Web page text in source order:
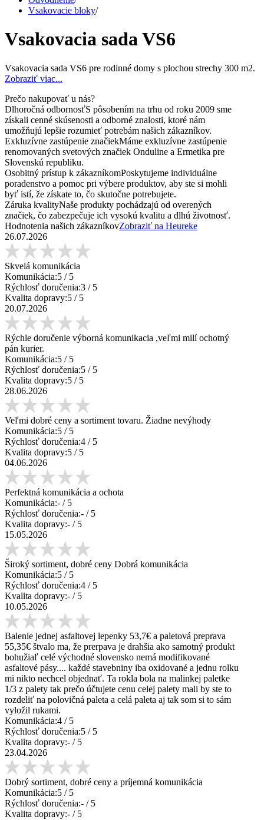
Vsakovacie bloky/
Vsakovacia sada VS6
Vsakovacia sada VS6 pre rodinné domy s plochou strechy 300 m2.
Zobraziť viac...
Prečo nakupovať u nás?
Dlhoročná odbornosťS pôsobením na trhu od roku 2009 sme
získali cenné skúsenosti a odborné znalosti, ktoré nám
umožňujú lepšie rozumieť potrebám našich zákazníkov.
Exkluzívne zastúpenie značiekMáme exkluzívne zastúpenie
renomovaných svetových značiek Onduline a Ermetika pre
Slovenskú republiku.
Osobitný prístup k zákazníkomPoskytujeme individuálne
poradenstvo a pomoc pri výbere produktov, aby ste si mohli
byť istí, že získate to, čo skutočne potrebujete.
Záruka kvalityNaše produkty pochádzajú od overených
značiek, čo zabezpečuje ich vysokú kvalitu a dlhú životnosť.
Hodnotenia našich zákazníkovZobraziť na Heureke
26.07.2026
Skvelá komunikácia
Komunikácia:5 / 5
Rýchlosť doručenia:3 / 5
Kvalita dopravy:5 / 5
20.07.2026
Rýchle doručenie výborná komunikacia ,veľmi milí ochotný
pán kurier.
Komunikácia:5 / 5
Rýchlosť doručenia:5 / 5
Kvalita dopravy:5 / 5
28.06.2026
Veľmi dobré ceny a sortiment tovaru. Žiadne nevýhody
Komunikácia:5 / 5
Rýchlosť doručenia:4 / 5
Kvalita dopravy:5 / 5
04.06.2026
Perfektná komunikácia a ochota
Komunikácia:- / 5
Rýchlosť doručenia:- / 5
Kvalita dopravy:- / 5
15.05.2026
Široký sortiment, dobré ceny Dobrá komunikácia
Komunikácia:5 / 5
Rýchlosť doručenia:4 / 5
Kvalita dopravy:- / 5
10.05.2026
Balenie jednej asfaltovej lepenky 53,7€ a paletová preprava
55,35€ štvalo ma, že prerpava je drahšia ako samotný produkt
bohužiaľ celé východné slovensko nemá modifikované
asfaltové pásy.... každé stavebniny iba oxidované a jednu rolku
mi nikto nechcel objednať. Ta rokla bola na malinkej paletke
1/3 z palety tak prečo účtujete cenu celej palety mali by ste to
rozdeliť na polovičná paleta a celá paleta aj tak som si to sám
vyložil rukami.
Komunikácia:4 / 5
Rýchlosť doručenia:5 / 5
Kvalita dopravy:- / 5
23.04.2026
Dobrý sortiment, dobré ceny a príjemná komunikácia
Komunikácia:5 / 5
Rýchlosť doručenia:- / 5
Kvalita dopravy:- / 5